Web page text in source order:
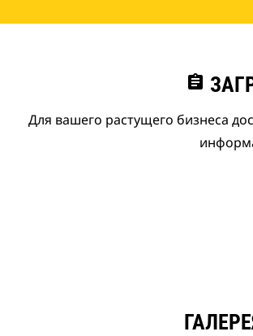
assignment
Для вашего растущего бизнеса